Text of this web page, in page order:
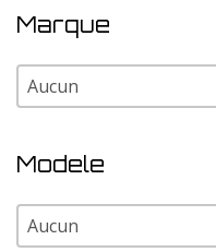
Marque
Marque
Marque
Modele
Modele
Modele